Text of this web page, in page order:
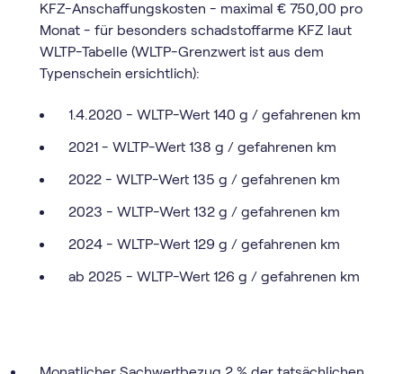
KFZ-Anschaffungskosten - maximal € 750,00 pro
Monat - für besonders schadstoffarme KFZ laut
WLTP-Tabelle (WLTP-Grenzwert ist aus dem
Typenschein ersichtlich):
1.4.2020 - WLTP-Wert 140 g / gefahrenen km
2021 - WLTP-Wert 138 g / gefahrenen km
2022 - WLTP-Wert 135 g / gefahrenen km
2023 - WLTP-Wert 132 g / gefahrenen km
2024 - WLTP-Wert 129 g / gefahrenen km
ab 2025 - WLTP-Wert 126 g / gefahrenen km